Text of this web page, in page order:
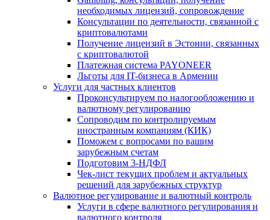
необходимых лицензий, сопровождение
Консультации по деятельности, связанной с
криптовалютами
Получение лицензий в Эстонии, связанных
с криптовалютой
Платежная система PAYONEER
Льготы для IT-бизнеса в Армении
Услуги для частных клиентов
Проконсультируем по налогообложению и
валютному регулированию
Сопроводим по контролируемым
иностранным компаниям (КИК)
Поможем с вопросами по вашим
зарубежным счетам
Подготовим 3-НДФЛ
Чек-лист текущих проблем и актуальных
решений для зарубежных структур
Валютное регулирование и валютный контроль
Услуги в сфере валютного регулирования и
валютного контроля